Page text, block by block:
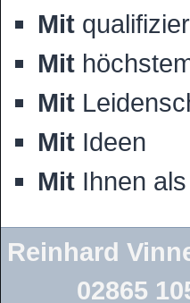
Mit
Mit
Mit
Mit Ideen
Mit Ihnen
Reinhard
02865